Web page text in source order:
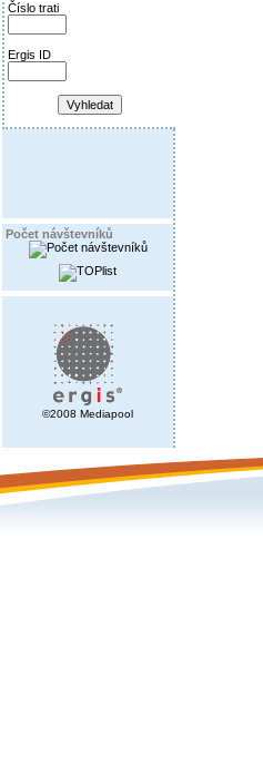
Číslo trati
Ergis ID
Počet návštevníků
©2008 Mediapool